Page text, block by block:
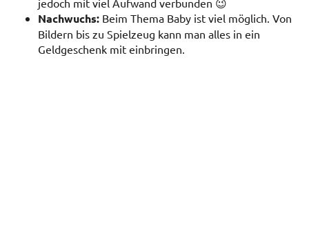
Nachwuchs: Beim Thema Baby ist viel möglich. Von
Bildern bis zu Spielzeug kann man alles in ein
Geldgeschenk mit einbringen.